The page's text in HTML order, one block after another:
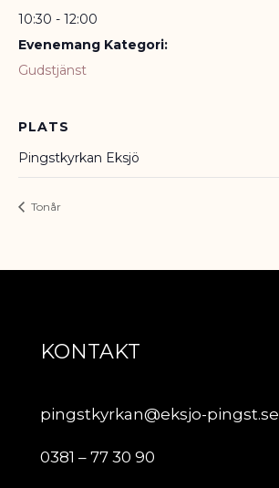
10:30 - 12:00
Evenemang Kategori:
Gudstjänst
PLATS
Pingstkyrkan Eksjö
Tonår
KONTAKT
pingstkyrkan@eksjo-pingst.se
0381 – 77 30 90